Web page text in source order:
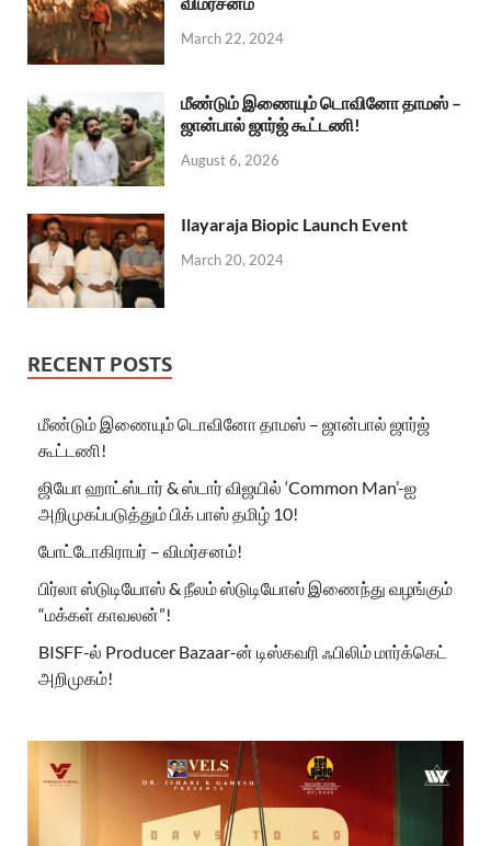
March 22, 2024
மீண்டும் இணையும் டொவினோ தாமஸ் –
ஜான்பால் ஜார்ஜ் கூட்டணி!
August 6, 2026
Ilayaraja Biopic Launch Event
March 20, 2024
RECENT POSTS
மீண்டும் இணையும் டொவினோ தாமஸ் – ஜான்பால் ஜார்ஜ்
கூட்டணி!
ஜியோ ஹாட்ஸ்டார் & ஸ்டார் விஜயில் ‘Common Man’-ஐ
அறிமுகப்படுத்தும் பிக் பாஸ் தமிழ் 10!
போட்டோகிராபர் – விமர்சனம்!
பிர்லா ஸ்டுடியோஸ் & நீலம் ஸ்டுடியோஸ் இணைந்து வழங்கும்
“மக்கள் காவலன்”!
BISFF-ல் Producer Bazaar-ன் டிஸ்கவரி ஃபிலிம் மார்க்கெட்
அறிமுகம்!